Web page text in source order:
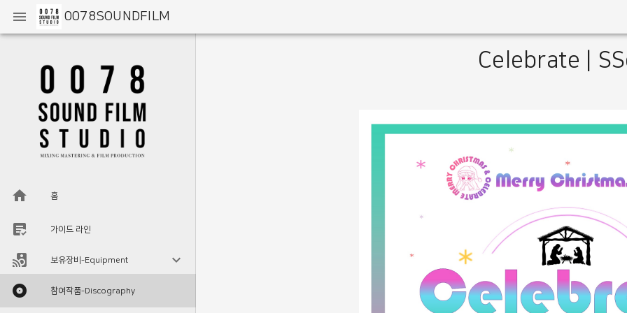
홈
가이드 라인
보유장비-Equipment
참여작품-Discography
0078SOUNDFILM
Celebrate |